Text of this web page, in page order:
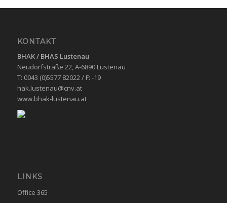
KONTAKT
BHAK / BHAS Lustenau
Neudorfstraße 22, A-6890 Lustenau
T: 0043 (0)5577 82022 / F: -19
hak.lustenau@cnv.at
www.bhak-lustenau.at
LINKS
Office 365